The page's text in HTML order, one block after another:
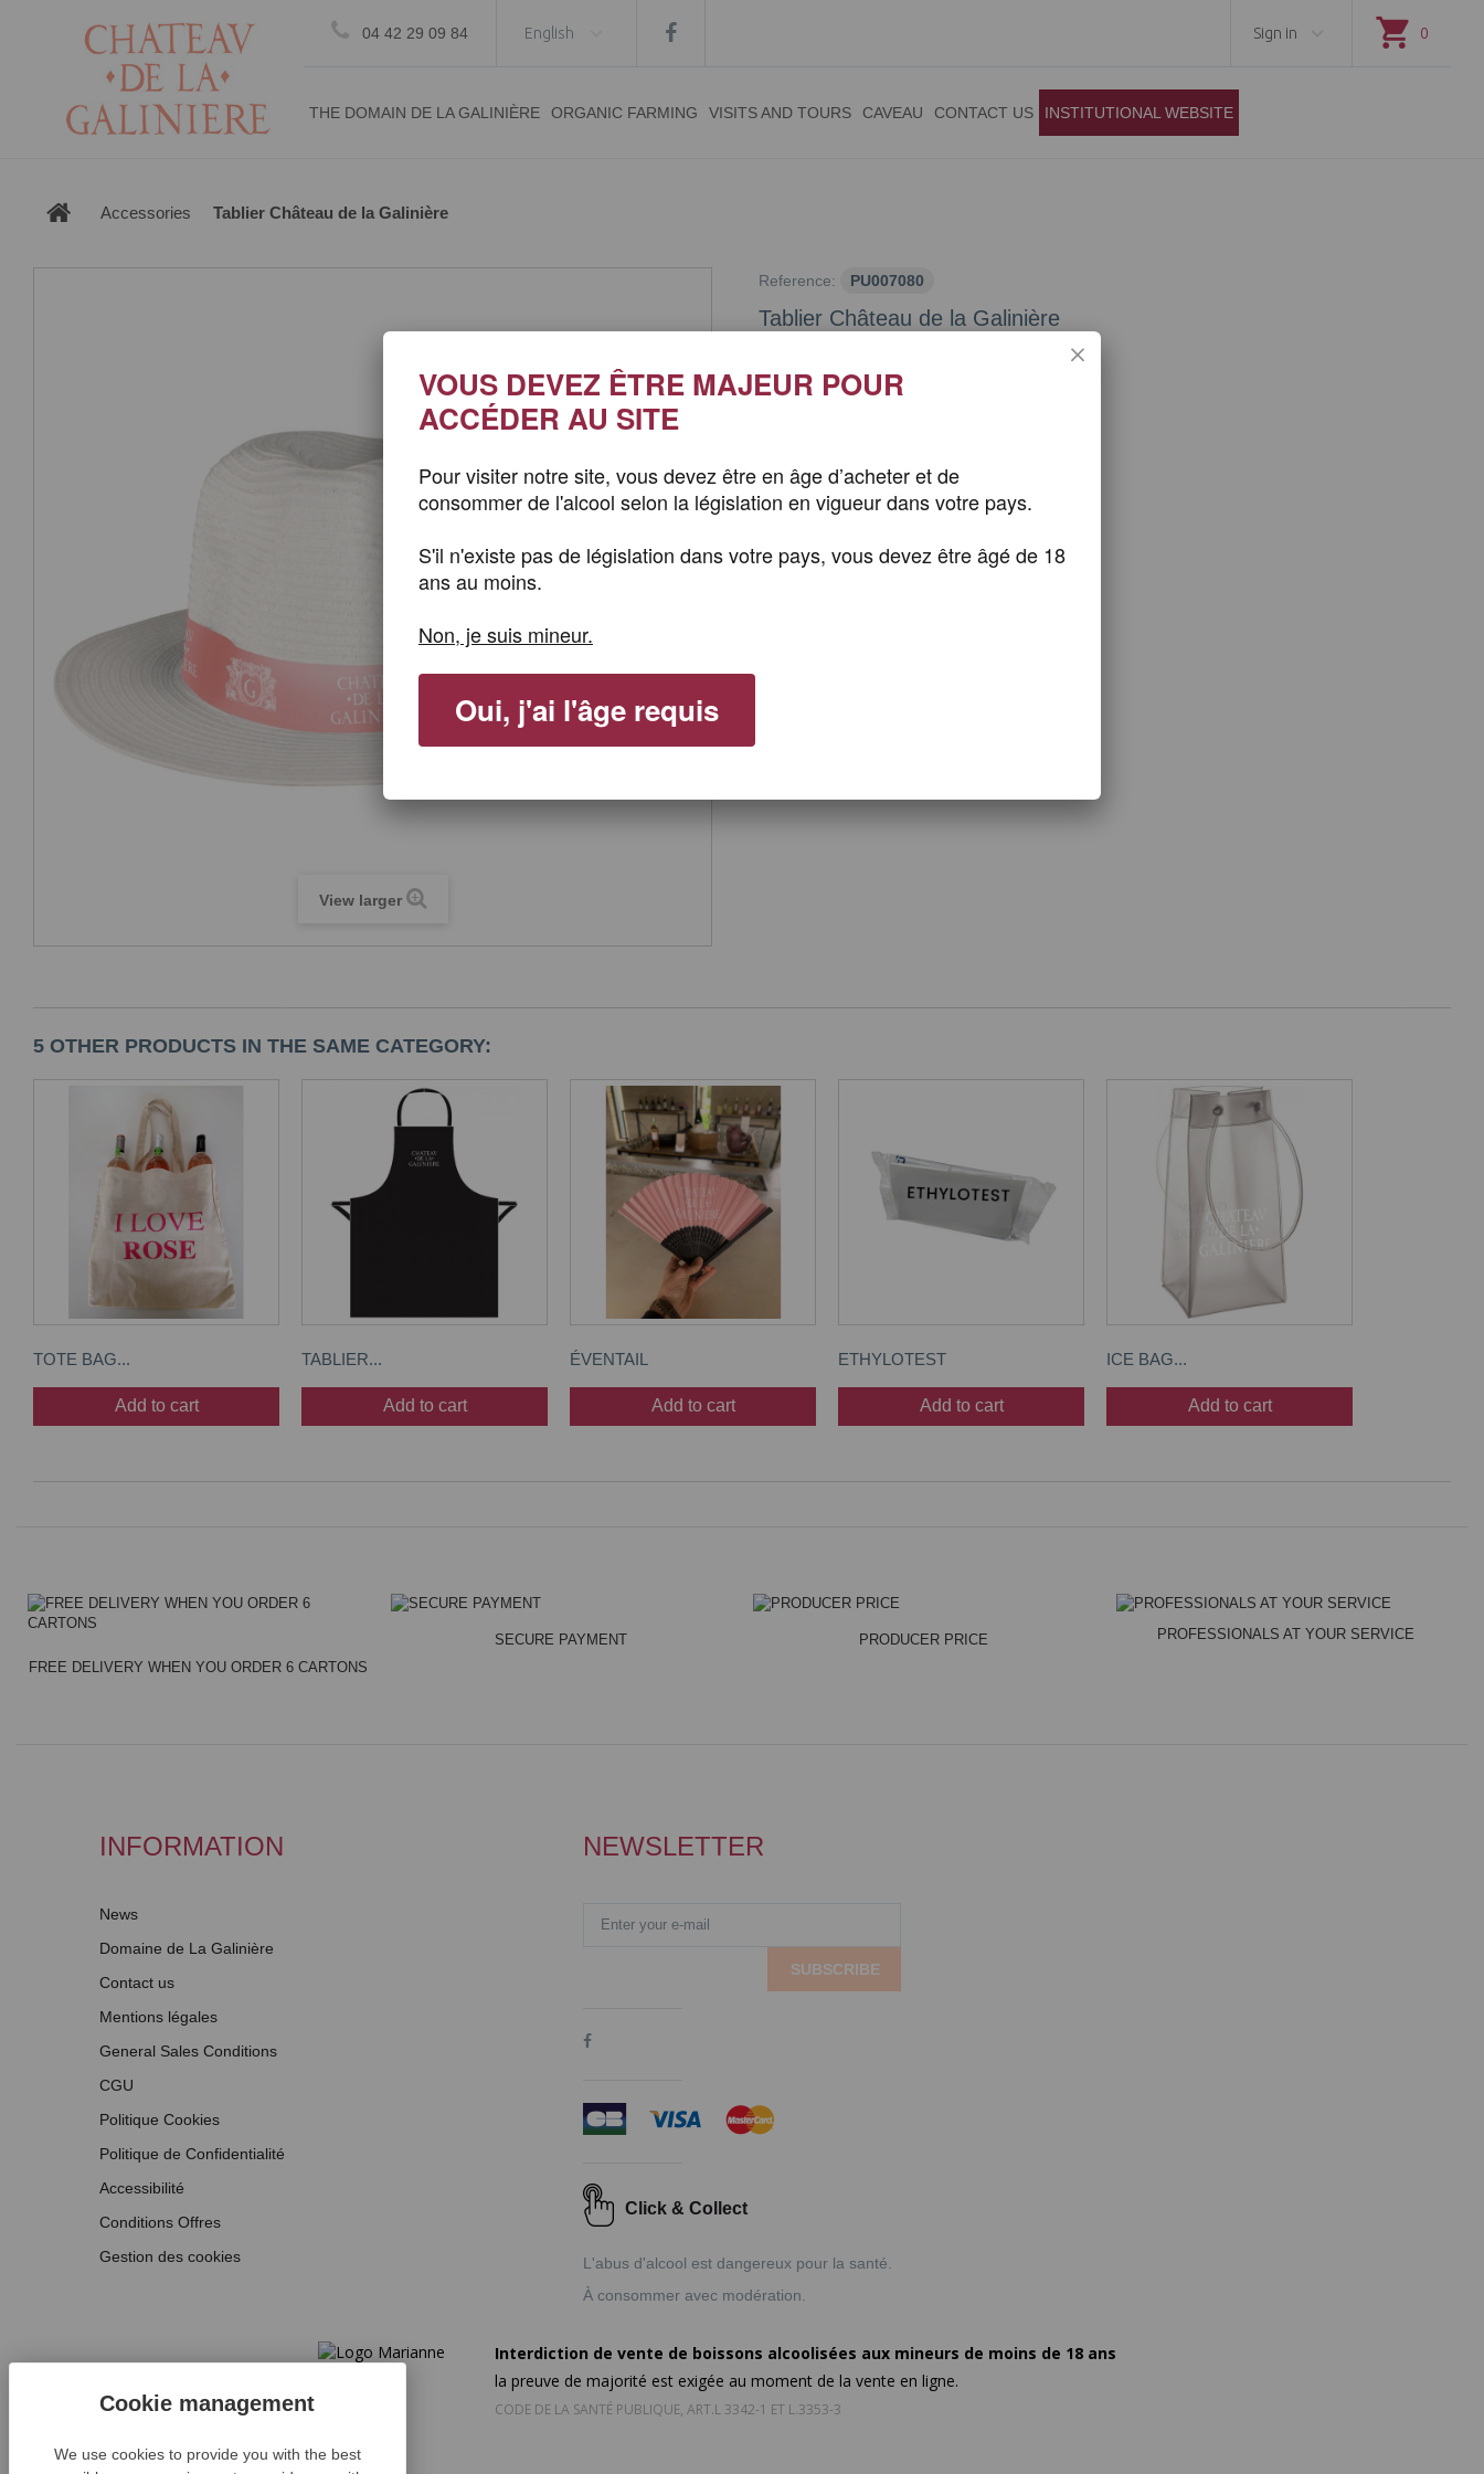
04 42 29 09 84 English 0
Sign in
THE DOMAIN DE LA GALINIÈRE ORGANIC FARMING VISITS AND TOURS CAVEAU CONTACT US INSTITUTIONAL WEBSITE
Accessories Tablier Château de la Galinière
View larger
Reference: PU007080
Tablier Château de la Galinière
Quantity
5 OTHER PRODUCTS IN THE SAME CATEGORY:
TOTE BAG...
Add to cart
TABLIER...
Add to cart
ÉVENTAIL
Add to cart
ETHYLOTEST
Add to cart
ICE BAG...
Add to cart
FREE DELIVERY WHEN YOU ORDER 6 CARTONS
SECURE PAYMENT PRODUCER PRICE PROFESSIONALS AT YOUR SERVICE
INFORMATION
News
Domaine de La Galinière
Contact us
Mentions légales
General Sales Conditions
CGU
Politique Cookies
Politique de Confidentialité
Accessibilité
Conditions Offres
Gestion des cookies
NEWSLETTER
SUBSCRIBE
Click & Collect
L'abus d'alcool est dangereux pour la santé.
À consommer avec modération.
Interdiction de vente de boissons alcoolisées aux mineurs de moins de 18 ans
la preuve de majorité est exigée au moment de la vente en ligne.
CODE DE LA SANTÉ PUBLIQUE, ART.L 3342-1 ET L.3353-3
We use cookies to provide you with the best
VOUS DEVEZ ÊTRE MAJEUR POUR
ACCÉDER AU SITE
Pour visiter notre site, vous devez être en âge d’acheter et de
consommer de l'alcool selon la législation en vigueur dans votre pays.
S'il n'existe pas de législation dans votre pays, vous devez être âgé de 18
ans au moins.
Non, je suis mineur.
Oui, j'ai l'âge requis